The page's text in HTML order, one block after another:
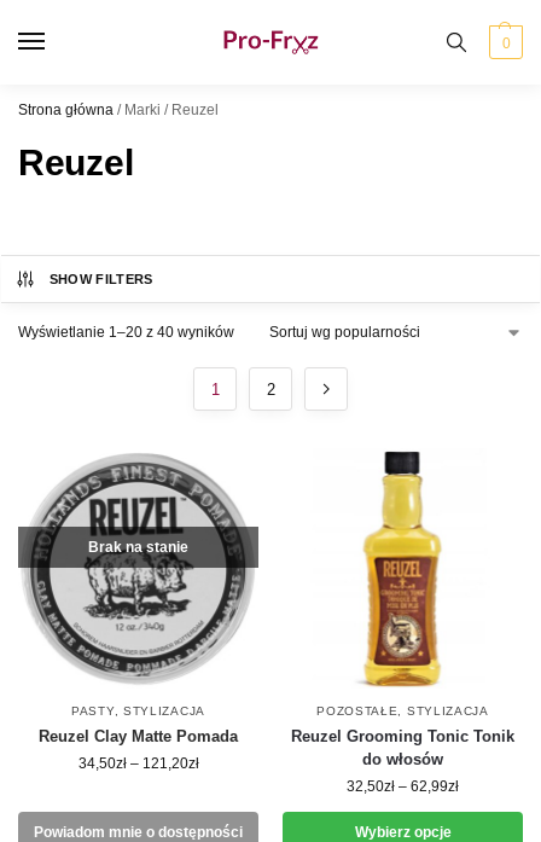
0
Strona główna / Marki / Reuzel
Reuzel
SHOW FILTERS
Wyświetlanie 1–20 z 40 wyników
1 2
Brak na stanie
PASTY, STYLIZACJA
Reuzel Clay Matte Pomada
34,50zł – 121,20zł
Powiadom mnie o dostępności
POZOSTAŁE STYLIZACJA
Reuzel Grooming Tonic Tonik
do włosów
32,50zł – 62,99zł
Wybierz opcje